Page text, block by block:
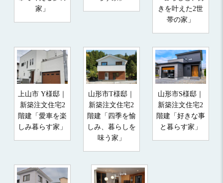
家」
きを叶えた2世
帯の家」
上山市 Y様邸｜
新築注文住宅2
階建「愛車を楽
しみ暮らす家」
山形市T様邸｜
新築注文住宅2
階建「四季を愉
しみ、暮らしを
味う家」
山形市S様邸｜
新築注文住宅2
階建「好きな事
と暮らす家」